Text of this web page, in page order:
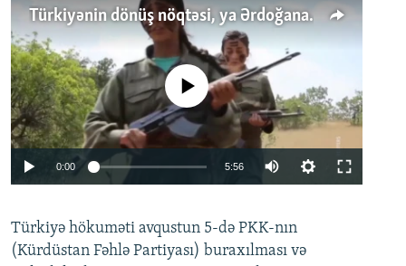
Türkiyənin dönüş nöqtəsi, ya Ərdoğana üçüncü şans: PKK ilə qəfil barışıq nə deməkdir?
Auto 240p 360p 480p
No media source currently available
0:00 5:56
360p
480p
Türkiyə hökuməti avqustun 5-də PKK-nın
(Kürdüstan Fəhlə Partiyası) buraxılması və